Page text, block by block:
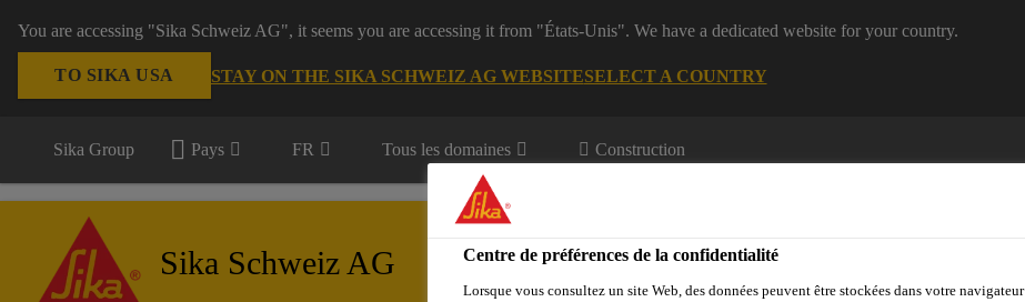
You are accessing "Sika Schweiz AG", it seems you are accessing it from "États-Unis". We have a dedicated website for your country.
TO SIKA USA STAY ON THE SIKA SCHWEIZ AG WEBSITESELECT A COUNTRY
Sika Group Pays FR Tous les domaines Construction
Sika Schweiz AG Centre de préférences de la confidentialité
Lorsque vous consultez un site Web, des données peuvent être stockées dans votre navigateur